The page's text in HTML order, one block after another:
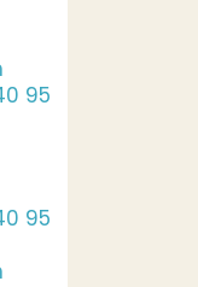
95
95